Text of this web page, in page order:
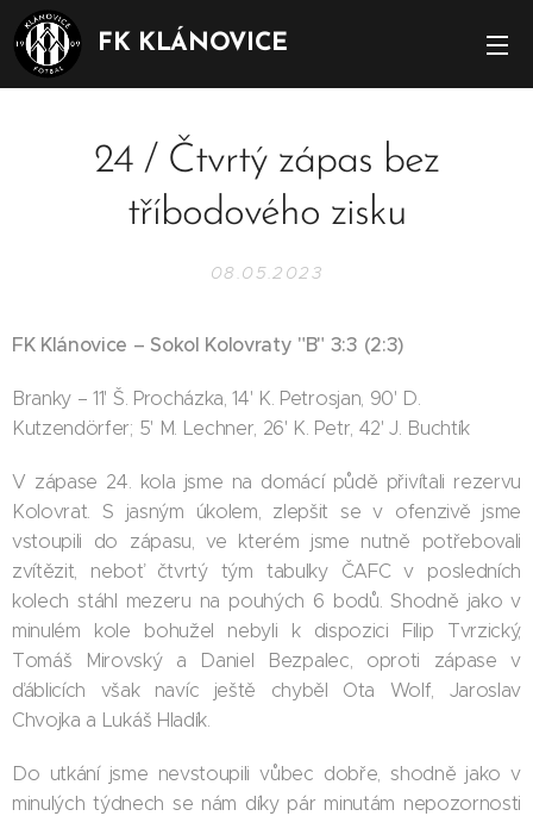
FK KLÁNOVICE
24 / Čtvrtý zápas bez
tříbodového zisku
08.05.2023
FK Klánovice – Sokol Kolovraty "B" 3:3 (2:3)
Branky – 11' Š. Procházka, 14' K. Petrosjan, 90' D.
Kutzendörfer; 5' M. Lechner, 26' K. Petr, 42' J. Buchtík
V zápase 24. kola jsme na domácí půdě přivítali rezervu
Kolovrat. S jasným úkolem, zlepšit se v ofenzivě jsme
vstoupili do zápasu, ve kterém jsme nutně potřebovali
zvítězit, neboť čtvrtý tým tabulky ČAFC v posledních
kolech stáhl mezeru na pouhých 6 bodů. Shodně jako v
minulém kole bohužel nebyli k dispozici Filip Tvrzický,
Tomáš Mirovský a Daniel Bezpalec, oproti zápase v
ďáblicích však navíc ještě chyběl Ota Wolf, Jaroslav
Chvojka a Lukáš Hladík.
Do utkání jsme nevstoupili vůbec dobře, shodně jako v
minulých týdnech se nám díky pár minutám nepozornosti